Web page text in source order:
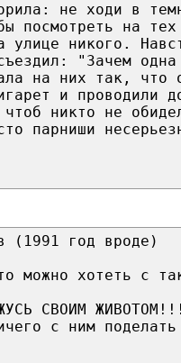
не ходи в
посмотреть на
никого.
"Зачем одна
на них так, что
и проводили
никто не
парниши
(1991 год вроде)
можно хотеть с
СВОИМ ЖИВОТОМ!!!
с ним